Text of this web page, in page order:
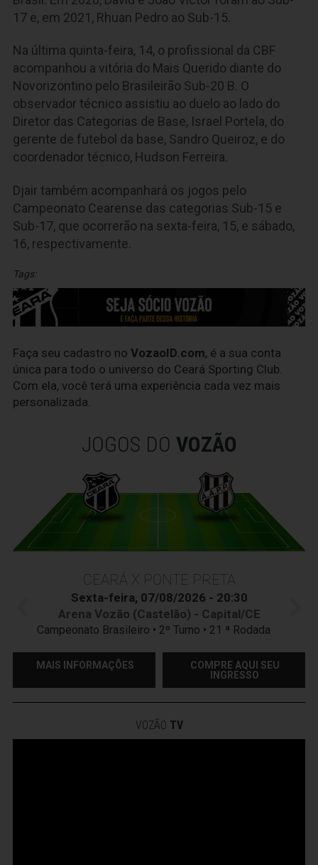
17 e, em 2021, Rhuan Pedro ao Sub-15.
Na última quinta-feira, 14, o profissional da CBF
acompanhou a vitória do Mais Querido diante do
Novorizontino pelo Brasileirão Sub-20 B. O
observador técnico assistiu ao duelo ao lado do
Diretor das Categorias de Base, Israel Portela, do
gerente de futebol da base, Sandro Queiroz, e do
coordenador técnico, Hudson Ferreira.
Djair também acompanhará os jogos pelo
Campeonato Cearense das categorias Sub-15 e
Sub-17, que ocorrerão na sexta-feira, 15, e sábado,
16, respectivamente.
Tags:
Faça seu cadastro no VozaoID.com, é a sua conta
única para todo o universo do Ceará Sporting Club.
Com ela, você terá uma experiência cada vez mais
personalizada.
JOGOS DO VOZÃO
CEARÁ X PONTE PRETA
Sexta-feira, 07/08/2026 - 20:30
Arena Vozão (Castelão) - Capital/CE
Campeonato Brasileiro • 2º Turno • 21 ª Rodada
MAIS INFORMAÇÕES
COMPRE AQUI SEU
INGRESSO
VOZÃO TV